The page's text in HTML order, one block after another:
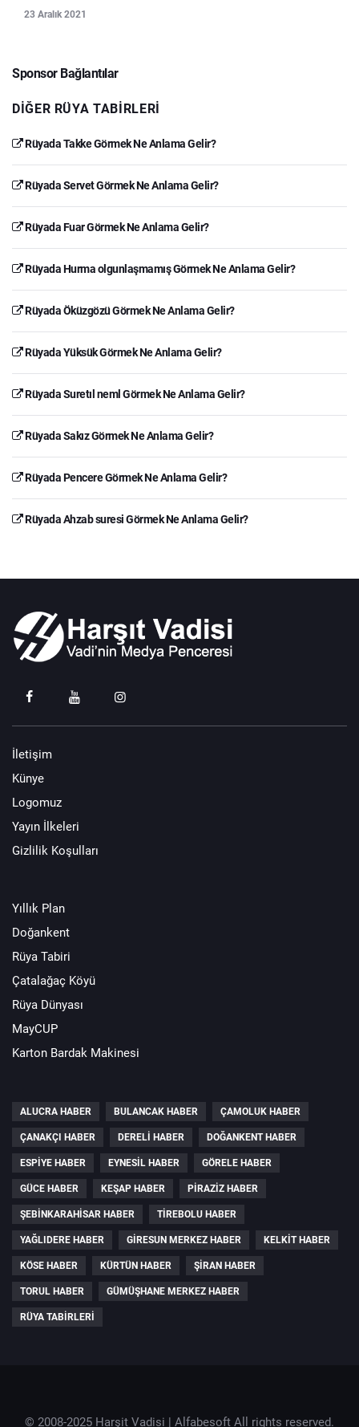
23 Aralık 2021
Sponsor Bağlantılar
DIĞER RÜYA TABIRLERI
Rüyada Takke Görmek Ne Anlama Gelir?
Rüyada Servet Görmek Ne Anlama Gelir?
Rüyada Fuar Görmek Ne Anlama Gelir?
Rüyada Hurma olgunlaşmamış Görmek Ne Anlama Gelir?
Rüyada Öküzgözü Görmek Ne Anlama Gelir?
Rüyada Yüksük Görmek Ne Anlama Gelir?
Rüyada Suretıl neml Görmek Ne Anlama Gelir?
Rüyada Sakız Görmek Ne Anlama Gelir?
Rüyada Pencere Görmek Ne Anlama Gelir?
Rüyada Ahzab suresi Görmek Ne Anlama Gelir?
İletişim
Künye
Logomuz
Yayın İlkeleri
Gizlilik Koşulları
Yıllık Plan
Doğankent
Rüya Tabiri
Çatalağaç Köyü
Rüya Dünyası
MayCUP
Karton Bardak Makinesi
ALUCRA HABER BULANCAK HABER ÇAMOLUK HABER
ÇANAKÇI HABER DERELI HABER DOĞANKENT HABER
ESPIYE HABER EYNESIL HABER GÖRELE HABER
GÜCE HABER KEŞAP HABER PIRAZIZ HABER
ŞEBINKARAHISAR HABER TIREBOLU HABER
YAĞLIDERE HABER GIRESUN MERKEZ HABER KELKIT HABER
KÖSE HABER KÜRTÜN HABER ŞIRAN HABER
TORUL HABER GÜMÜŞHANE MERKEZ HABER
RÜYA TABIRLERI
© 2008-2025 Harşit Vadisi | Alfabesoft All rights reserved.